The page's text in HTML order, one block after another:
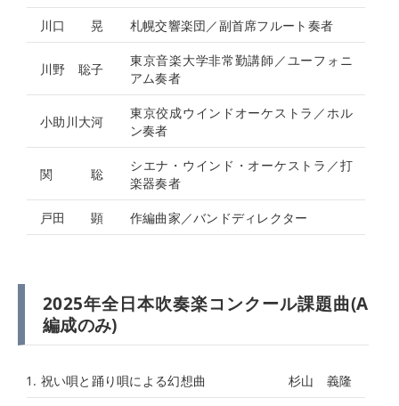
川口 晃 札幌交響楽団／副首席フルート奏者
川野 聡⼦
東京⾳楽⼤学⾮常勤講師／ユーフォニ
アム奏者
⼩助川⼤河
東京佼成ウインドオーケストラ／ホル
ン奏者
関 聡
シエナ・ウインド・オーケストラ／打
楽器奏者
戸田 顕 作編曲家／バンドディレクター
2025年全日本吹奏楽コンクール課題曲(A
編成のみ)
1. 祝い唄と踊り唄による幻想曲 杉山 義隆